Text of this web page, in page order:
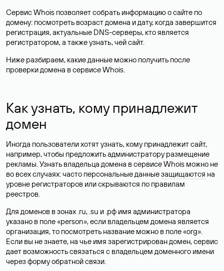
Сервис Whois позволяет собрать информацию о сайте по
домену: посмотреть возраст домена и дату, когда завершится
регистрация, актуальные DNS-серверы, кто является
регистратором, а также узнать, чей сайт.
Ниже разбираем, какие данные можно получить после
проверки домена в сервисе Whois.
Как узнать, кому принадлежит
домен
Иногда пользователи хотят узнать, кому принадлежит сайт,
например, чтобы предложить администратору размещение
рекламы. Узнать владельца домена в сервисе Whois можно не
во всех случаях: часто персональные данныезащищаются на
уровне регистраторов или скрываются по правилам
реестров.
Для доменов в зонах .ru, .su и .рф имя администратора
указано в поле «person», если владельцем домена является
организация, то посмотреть название можно в поле «org».
Если вы не знаете, на чье имя зарегистрирован домен, сервис
дает возможность связаться с владельцем доменного имени
через форму обратной связи.